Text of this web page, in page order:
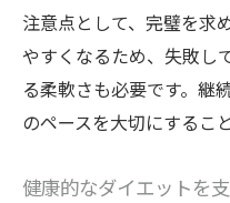
自分に合った
食事管理を続
持術
目標達成へ導く
注意点として、完璧を求
やすくなるため、失敗し
る柔軟さも必要です。継
のペースを大切にすること
健康的なダイエットを